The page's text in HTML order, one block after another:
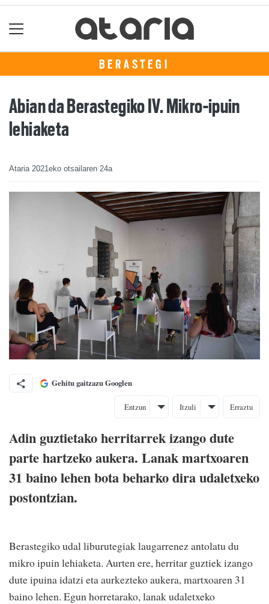
BERASTEGI
Abian da Berastegiko IV. Mikro-ipuin
lehiaketa
Ataria 2021eko otsailaren 24a
Gehitu gaitzazu Googlen
Entzun Itzuli Erraztu
Adin guztietako herritarrek izango dute
parte hartzeko aukera. Lanak martxoaren
31 baino lehen bota beharko dira udaletxeko
postontzian.
Berastegiko udal liburutegiak laugarrenez antolatu du
mikro ipuin lehiaketa. Aurten ere, herritar guztiek izango
dute ipuina idatzi eta aurkezteko aukera, martxoaren 31
baino lehen. Egun horretarako, lanak udaletxeko